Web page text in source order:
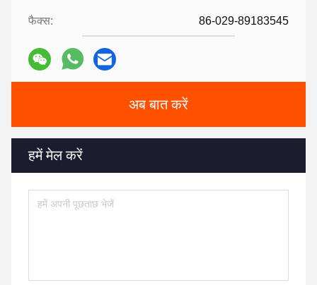
फैक्स: 86-029-89183545
अब बात करें
हमें मेल करें